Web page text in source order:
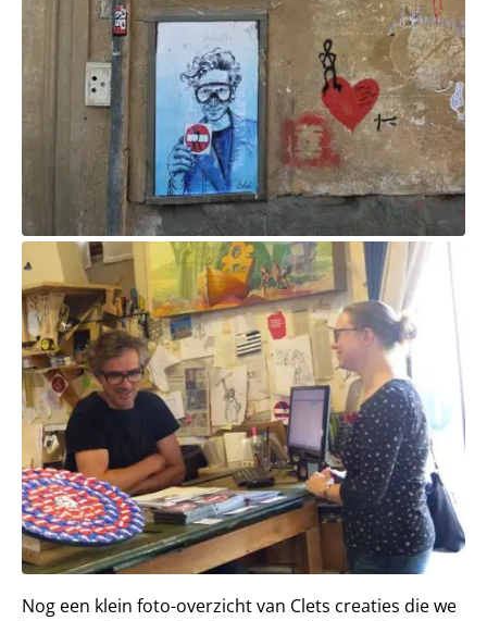
Nog een klein foto-overzicht van Clets creaties die we